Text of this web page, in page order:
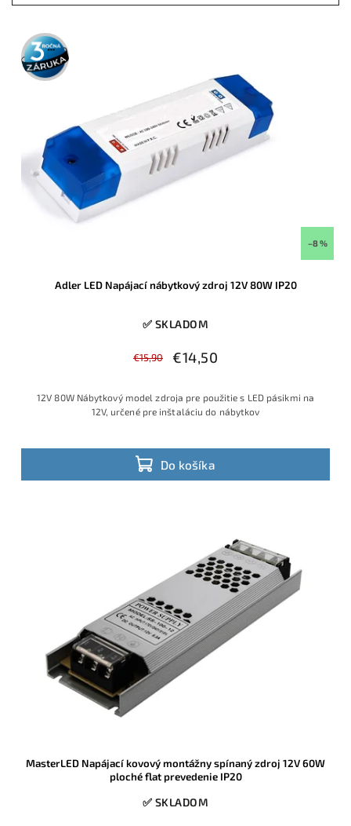
Najdrahšie
Abecedne
3 roky
záruka
–8 %
Adler LED Napájací nábytkový zdroj 12V 80W IP20
✅ SKLADOM
€15,90 €14,50
Do košíka
12V 80W Nábytkový model zdroja pre použitie s LED pásikmi na
12V, určené pre inštaláciu do nábytkov
MasterLED Napájací kovový montážny spínaný zdroj 12V 60W
ploché flat prevedenie IP20
✅ SKLADOM